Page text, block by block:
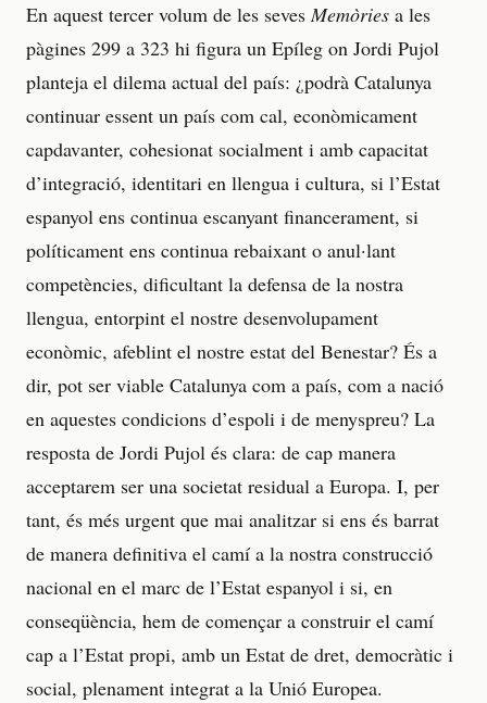
En aquest tercer volum de les sevesMemòries a les
pàgines 299 a 323 hi figura un Epíleg on Jordi Pujol
planteja el dilema actual del país: ¿podrà Catalunya
continuar essent un país com cal, econòmicament
capdavanter, cohesionat socialment i amb capacitat
d’integració, identitari en llengua i cultura, si l’Estat
espanyol ens continua escanyant financerament, si
políticament ens continua rebaixant o anul·lant
competències, dificultant la defensa de la nostra
llengua, entorpint el nostre desenvolupament
econòmic, afeblint el nostre estat del Benestar? És a
dir, pot ser viable Catalunya com a país, com a nació
en aquestes condicions d’espoli i de menyspreu? La
resposta de Jordi Pujol és clara: de cap manera
acceptarem ser una societat residual a Europa. I, per
tant, és més urgent que mai analitzar si ens és barrat
de manera definitiva el camí a la nostra construcció
nacional en el marc de l’Estat espanyol i si, en
conseqüència, hem de començar a construir el camí
cap a l’Estat propi, amb un Estat de dret, democràtic i
social, plenament integrat a la Unió Europea.